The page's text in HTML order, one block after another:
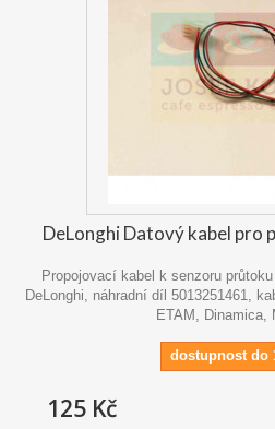
DeLonghi Datový kabel pro
Propojovací kabel k senzoru
DeLonghi, náhradní díl 5013251461,
ETAM, Dinamica,
dostupnost do
125 Kč